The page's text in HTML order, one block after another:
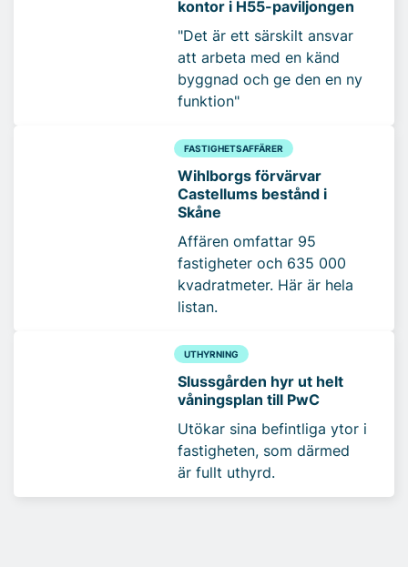
kontor i H55-paviljongen
"Det är ett särskilt ansvar
att arbeta med en känd
byggnad och ge den en ny
funktion"
FASTIGHETSAFFÄRER
Wihlborgs förvärvar
Castellums bestånd i
Skåne
Affären omfattar 95
fastigheter och 635 000
kvadratmeter. Här är hela
listan.
UTHYRNING
Slussgården hyr ut helt
våningsplan till PwC
Utökar sina befintliga ytor i
fastigheten, som därmed
är fullt uthyrd.